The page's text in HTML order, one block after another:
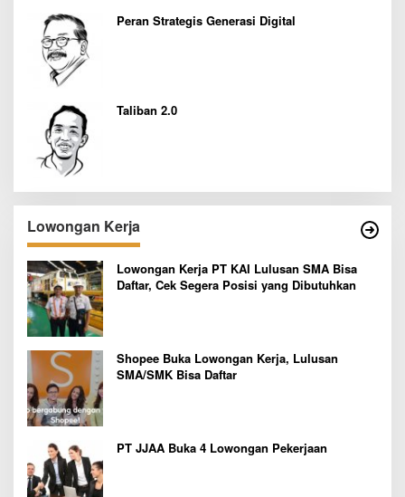
Peran Strategis Generasi Digital
Taliban 2.0
Lowongan Kerja
Lowongan Kerja PT KAI Lulusan SMA Bisa
Daftar, Cek Segera Posisi yang Dibutuhkan
Shopee Buka Lowongan Kerja, Lulusan
SMA/SMK Bisa Daftar
PT JJAA Buka 4 Lowongan Pekerjaan